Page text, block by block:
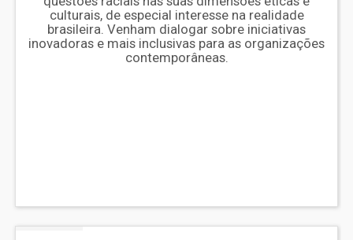
culturais, de especial interesse na realidade
brasileira. Venham dialogar sobre iniciativas
inovadoras e mais inclusivas para as organizações
contemporâneas.